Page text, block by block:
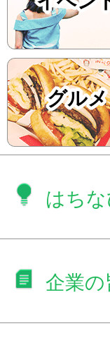
グルメ
はちな
企業の